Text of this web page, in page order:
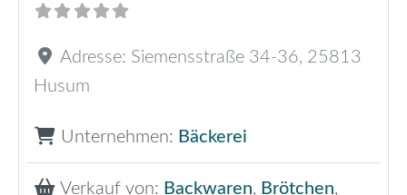
Adresse: Siemensstraße 34-36, 25813
Husum
Unternehmen: Bäckerei
Verkauf von: Backwaren, Brötchen,